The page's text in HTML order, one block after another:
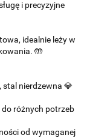
i precyzyjne
idealnie leży w
🤲
stal nierdzewna 💎
różnych potrzeb
od wymaganej